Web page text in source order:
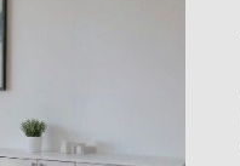
hochfester
umfasst eine
und RG 75, die für
der neueste